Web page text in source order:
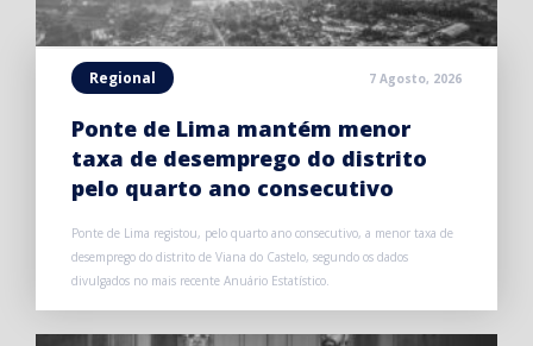
Regional 7 Agosto, 2026
Ponte de Lima mantém menor
taxa de desemprego do distrito
pelo quarto ano consecutivo
Ponte de Lima registou, pelo quarto ano consecutivo, a menor taxa de
desemprego do distrito de Viana do Castelo, segundo os dados
divulgados no mais recente Anuário Estatístico.